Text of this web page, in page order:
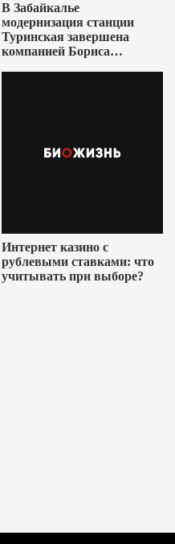
В Забайкалье
модернизация станции
Туринская завершена
компанией Бориса
Интернет казино с
рублевыми ставками: что
учитывать при выборе?